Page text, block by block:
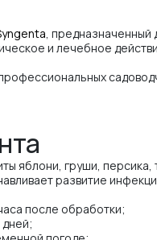
, предназначенный
и лечебное
яблони, груши,
развитие
после обработки;